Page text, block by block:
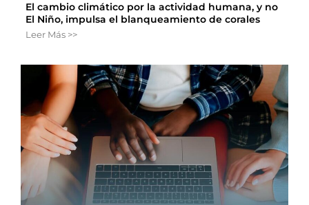
El cambio climático por la actividad humana, y no
El Niño, impulsa el blanqueamiento de corales
Leer Más >>